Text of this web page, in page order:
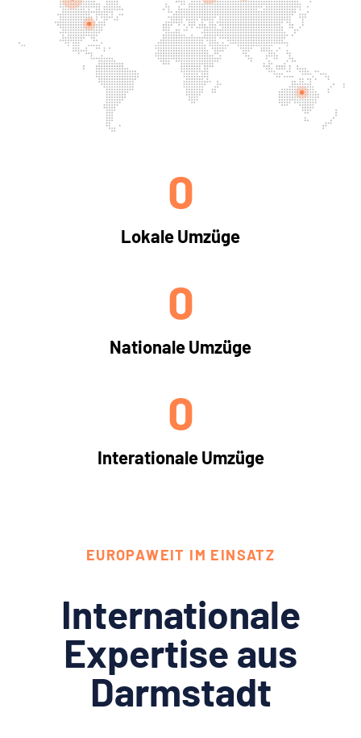
Lokale Umzüge
0
Nationale Umzüge
0
Interationale Umzüge
0
EUROPAWEIT IM EINSATZ
Internationale
Expertise aus
Darmstadt